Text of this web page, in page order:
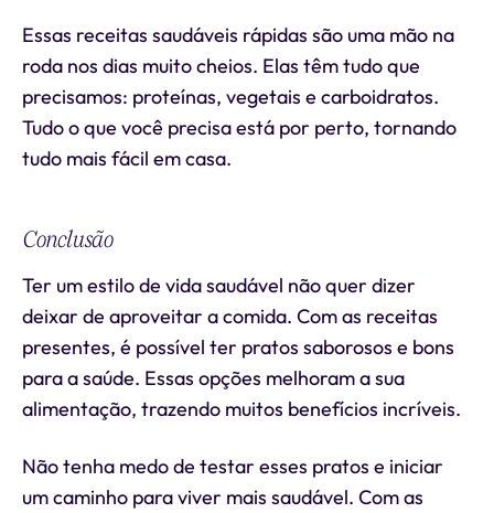
Essas receitas saudáveis rápidas são uma mão na
roda nos dias muito cheios. Elas têm tudo que
precisamos: proteínas, vegetais e carboidratos.
Tudo o que você precisa está por perto, tornando
tudo mais fácil em casa.
Conclusão
Ter um estilo de vida saudável não quer dizer
deixar de aproveitar a comida. Com as receitas
presentes, é possível ter pratos saborosos e bons
para a saúde. Essas opções melhoram a sua
alimentação, trazendo muitos benefícios incríveis.
Não tenha medo de testar esses pratos e iniciar
um caminho para viver mais saudável. Com as